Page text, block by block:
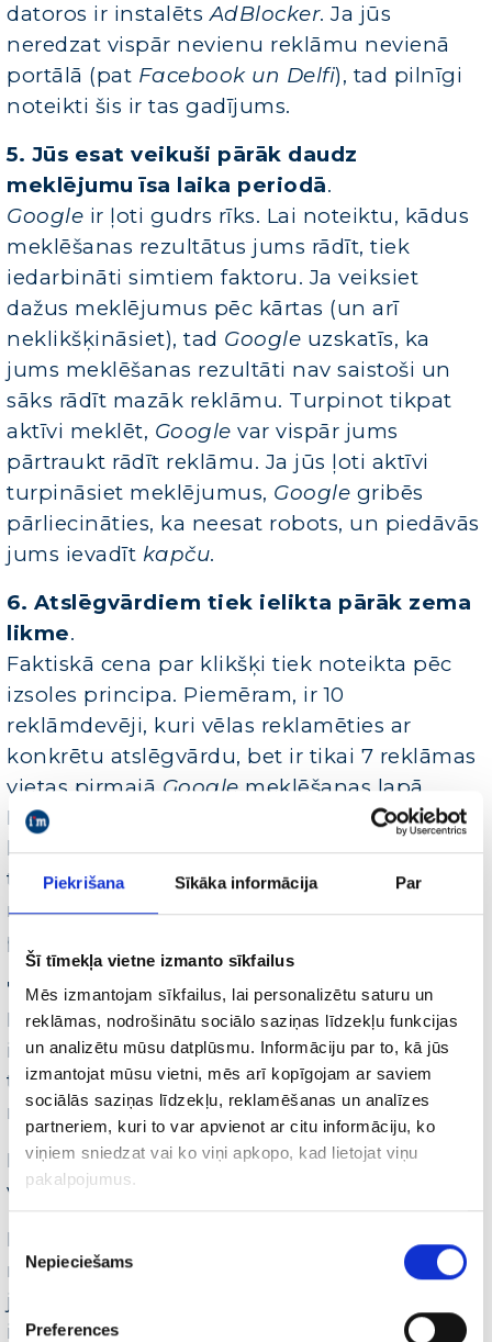
Piekrišana Sīkāka informācija Par
Šī tīmekļa vietne izmanto sīkfailus
Mēs izmantojam sīkfailus, lai personalizētu saturu un
reklāmas, nodrošinātu sociālo saziņas līdzekļu funkcijas
un analizētu mūsu datplūsmu. Informāciju par to, kā jūs
izmantojat mūsu vietni, mēs arī kopīgojam ar saviem
sociālās saziņas līdzekļu, reklamēšanas un analīzes
partneriem, kuri to var apvienot ar citu informāciju, ko
viņiem sniedzat vai ko viņi apkopo, kad lietojat viņu
pakalpojumus.
izvēle
Nepieciešams
Preferences
datoros ir instalētsAdBlocker. Ja jūs
neredzat vispār nevienu reklāmu nevienā
portālā (pat Facebook un Delfi), tad pilnīgi
noteikti šis ir tas gadījums.
5. Jūs esat veikuši pārāk daudz
meklējumu īsa laika periodā.
Google ir ļoti gudrs rīks. Lai noteiktu, kādus
meklēšanas rezultātus jums rādīt, tiek
iedarbināti simtiem faktoru. Ja veiksiet
dažus meklējumus pēc kārtas (un arī
neklikšķināsiet), tad Google uzskatīs, ka
jums meklēšanas rezultāti nav saistoši un
sāks rādīt mazāk reklāmu. Turpinot tikpat
aktīvi meklēt, Google var vispār jums
pārtraukt rādīt reklāmu. Ja jūs ļoti aktīvi
turpināsiet meklējumus, Google gribēs
pārliecināties, ka neesat robots, un piedāvās
jums ievadīt kapču.
6. Atslēgvārdiem tiek ielikta pārāk zema
likme.
Faktiskā cena par klikšķi tiek noteikta pēc
izsoles principa. Piemēram, ir 10
reklāmdevēji, kuri vēlas reklamēties ar
konkrētu atslēgvārdu, bet ir tikai 7 reklāmas
vietas pirmajā Google meklēšanas lapā.
Katrs pasaka, cik viņš ir gatavs maksāt par
klikšķi. Ja jūsu norādītā cena ir viszemākā,
tad ir maza iespējamība, ka jūsu reklāma
rādīsies pēc konkrētā meklēšanas
pieprasījuma.
7. Vainīgs ir pats reklāmdevējs.
Piemēram, ja reklāmdevējs veic tehniskās
izmaiņas mājaslapas linkos un nepaziņo par
to aģentūrai, tadGoogle var nopauzēt
reklāmas ziņojumus ar salauztiem linkiem.
Noskatāties arī video par iemesliem, kāpēc
var nerādīties Google reklāma
Kā redzams, tad ir vairāki iemesli, kāpēc
reklāma var nerādīties. Lai noskaidrotu, vai
jūsu
ieteiktu sazināties ar apkalpojošo aģentūru